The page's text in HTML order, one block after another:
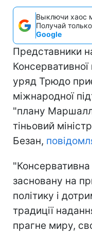
Выключи хаос
Получай
Google
Представники
Консервативної
уряд Трюдо
міжнародної
"плану
тіньовий
Безан,
"Консервативна
засновану на
політику і
традиції
прагне миру,